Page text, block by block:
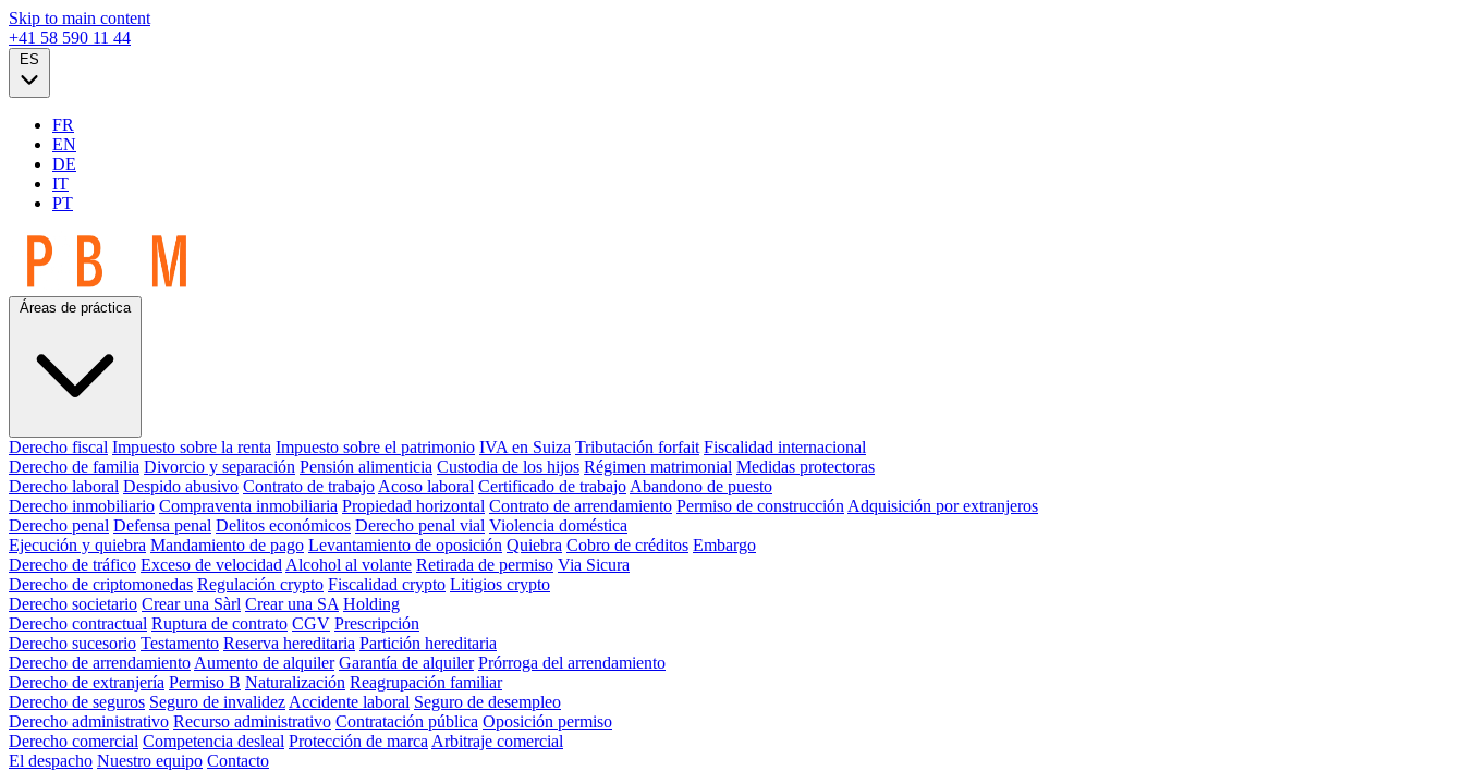
Skip to main content
+41 58 590 11 44
FR
EN
DE
IT
PT
Áreas de práctica
Derecho fiscal Impuesto sobre la renta Impuesto sobre el patrimonio IVA en Suiza Tributación forfait Fiscalidad internacional
Derecho de familia Divorcio y separación Pensión alimenticia Custodia de los hijos Régimen matrimonial Medidas protectoras
Derecho laboral Despido abusivo Contrato de trabajo Acoso laboral Certificado de trabajo Abandono de puesto
Derecho inmobiliario Compraventa inmobiliaria Propiedad horizontal Contrato de arrendamiento Permiso de construcción Adquisición por extranjeros
Derecho penal Defensa penal Delitos económicos Derecho penal vial Violencia doméstica
Ejecución y quiebra Mandamiento de pago Levantamiento de oposición Quiebra Cobro de créditos Embargo
Derecho de tráfico Exceso de velocidad Alcohol al volante Retirada de permiso Via Sicura
Derecho de criptomonedas Regulación crypto Fiscalidad crypto Litigios crypto
Derecho societario Crear una Sàrl Crear una SA Holding
Derecho contractual Ruptura de contrato CGV Prescripción
Derecho sucesorio Testamento Reserva hereditaria Partición hereditaria
Derecho de arrendamiento Aumento de alquiler Garantía de alquiler Prórroga del arrendamiento
Derecho de extranjería Permiso B Naturalización Reagrupación familiar
Derecho de seguros Seguro de invalidez Accidente laboral Seguro de desempleo
Derecho administrativo Recurso administrativo Contratación pública Oposición permiso
Derecho comercial Competencia desleal Protección de marca Arbitraje comercial
El despacho Nuestro equipo Contacto